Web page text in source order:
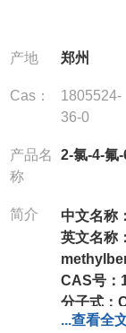
产地 郑州
Cas：
1805524-
36-0
产品名
称
2-氯-4-氟
简介 中文名称：
英文名称：
CAS号：
分子式：
分子量：
...查看全